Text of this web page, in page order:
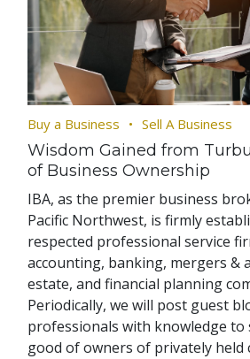
Buy a Business Sell A Business
Wisdom Gained from
of Business Ownership
IBA, as the premier business
Pacific Northwest, is firmly
respected professional service
accounting, banking, mergers &
estate, and financial planning
Periodically, we will post guest
professionals with knowledge
good of owners of privately held